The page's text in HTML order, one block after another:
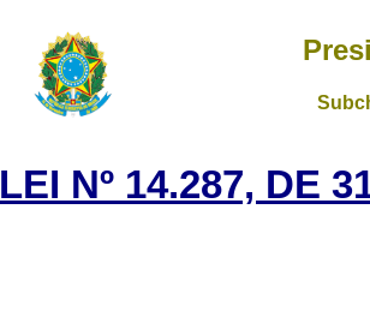
LEI Nº 14.287, DE